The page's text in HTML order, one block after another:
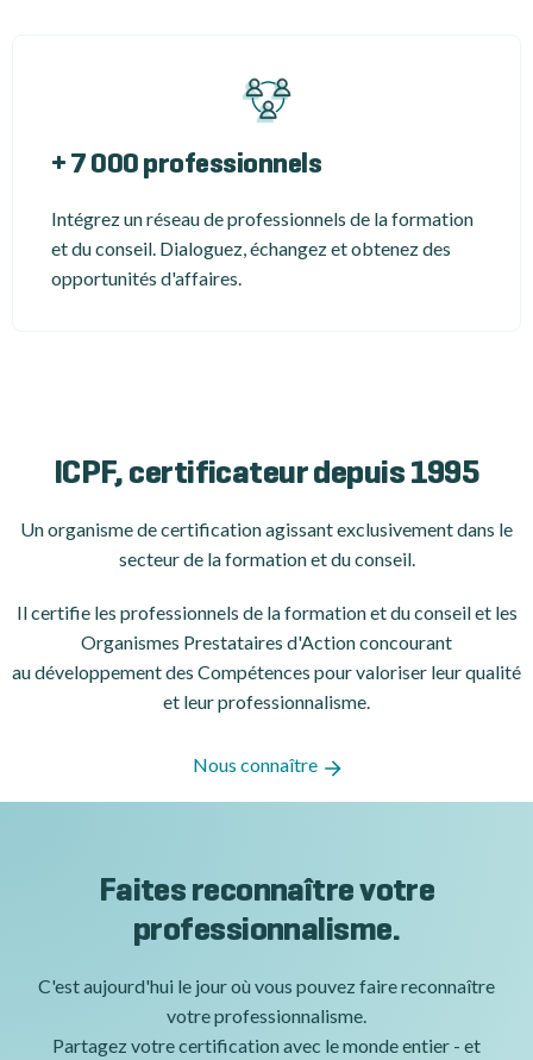
+ 7 000 professionnels
Intégrez un réseau de professionnels de la formation
et du conseil. Dialoguez, échangez et obtenez des
opportunités d'affaires.
ICPF, certificateur depuis 1995
Un organisme de certificationagissant exclusivement dans le
secteur de la formation et du conseil.
Il certifie les professionnels de la formation et du conseil et les
Organismes Prestataires d'Action concourant
au développement des Compétences pour valoriser leur qualité
et leur professionnalisme.
Nous connaître
Faites reconnaître votre
professionnalisme.
C'est aujourd'hui le jour où vous pouvez faire reconnaître
votre professionnalisme.
Partagez votre certification avec le monde entier - et